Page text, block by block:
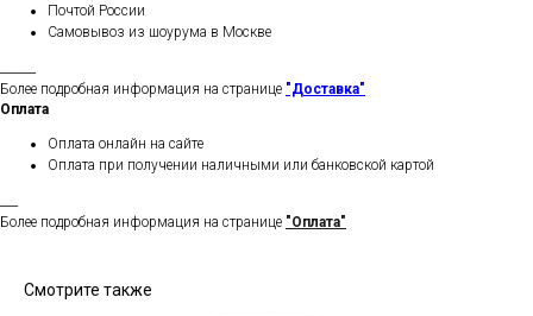
Почтой России
Самовывоз из шоурума в Москве
Более подробная информация на странице "Доставка"
Оплата
Оплата онлайн на сайте
Оплата при получении наличными или банковской картой
Более подробная информация на странице "Оплата"
Смотрите также